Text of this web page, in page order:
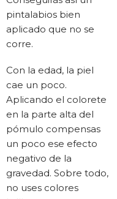
pintalabios bien
aplicado que no se
corre.
Con la edad, la piel
cae un poco.
Aplicando el colorete
en la parte alta del
pómulo compensas
un poco ese efecto
negativo de la
gravedad. Sobre todo,
no uses colores